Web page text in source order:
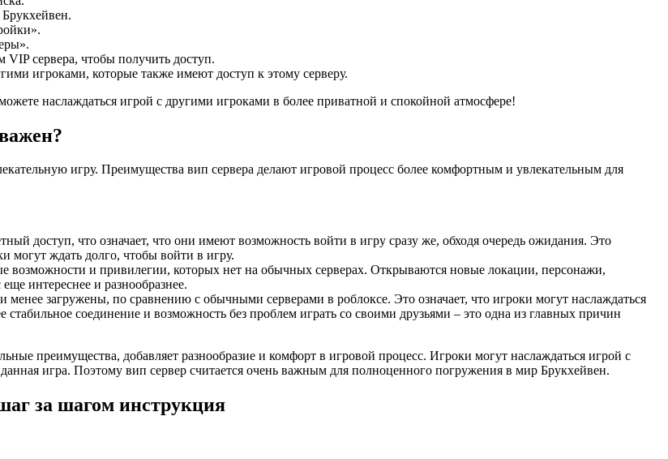
сервера, чтобы получить доступ.
игроками, которые также имеют доступ к этому серверу.
наслаждаться игрой с другими игроками в более приватной и спокойной атмосфере!
игру. Преимущества вип сервера делают игровой процесс более комфортным и увлекательным для
доступ, что означает, что они имеют возможность войти в игру сразу же, обходя очередь ожидания. Это
могут ждать долго, чтобы войти в игру.
возможности и привилегии, которых нет на обычных серверах. Открываются новые локации, персонажи,
интереснее и разнообразнее.
загружены, по сравнению с обычными серверами в роблоксе. Это означает, что игроки могут наслаждаться
соединение и возможность без проблем играть со своими друзьями – это одна из главных причин
преимущества, добавляет разнообразие и комфорт в игровой процесс. Игроки могут наслаждаться игрой с
игра. Поэтому вип сервер считается очень важным для полноценного погружения в мир Брукхейвен.
за шагом инструкция